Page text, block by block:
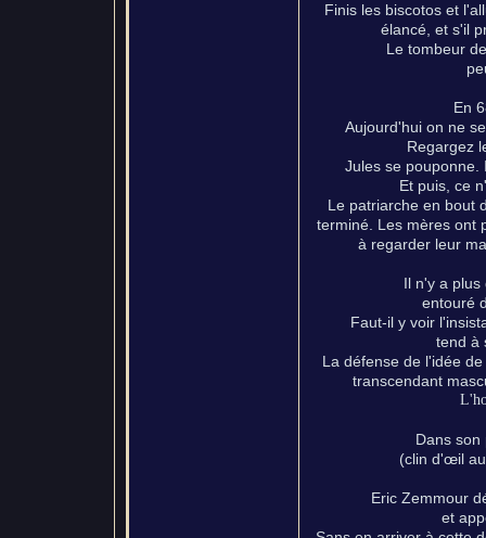
Finis les biscotos et
élancé, et s'il
Le tombeur
En
Aujourd'hui on ne
Regargez
Jules se pouponne.
Et puis, ce
Le patriarche en bout
terminé. Les mères ont
à regarder leur
Il n'y a
entouré
Faut-il y voir
tend à
La défense de l'idée
transcendant
Dans son
(clin d'œil
Eric Zemmour
et